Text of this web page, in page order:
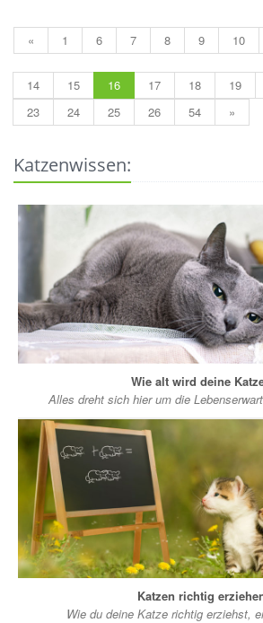
« 1 6 7 8 9 10
14
15 16 17 18 19
23
24 25 26 54 »
Katzenwissen:
Wie alt wird deine
Alles dreht sich hier um die
Katzen richtig
Wie du deine Katze richtig erziehst,